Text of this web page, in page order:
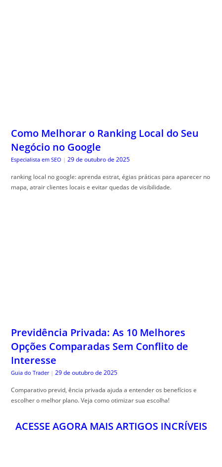
Como Melhorar o Ranking Local do Seu
Negócio no Google
Especialista em SEO | 29 de outubro de 2025
ranking local no google: aprenda estrat, égias práticas para aparecer no
mapa, atrair clientes locais e evitar quedas de visibilidade.
Previdência Privada: As 10 Melhores
Opções Comparadas Sem Conflito de
Interesse
Guia do Trader | 29 de outubro de 2025
Comparativo previd, ência privada ajuda a entender os benefícios e
escolher o melhor plano. Veja como otimizar sua escolha!
ACESSE AGORA MAIS ARTIGOS INCRÍVEIS